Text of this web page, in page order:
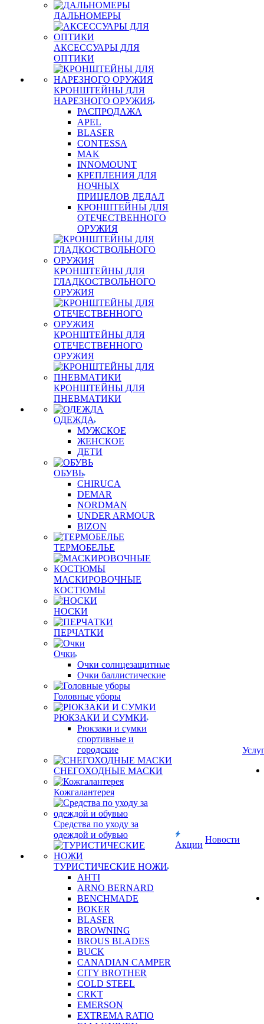
ДАЛЬНОМЕРЫ
АКСЕССУАРЫ ДЛЯ
ОПТИКИ
КРОНШТЕЙНЫ ДЛЯ
НАРЕЗНОГО ОРУЖИЯ
РАСПРОДАЖА
APEL
BLASER
CONTESSA
MAK
INNOMOUNT
КРЕПЛЕНИЯ ДЛЯ
НОЧНЫХ
ПРИЦЕЛОВ ДЕДАЛ
КРОНШТЕЙНЫ ДЛЯ
ОТЕЧЕСТВЕННОГО
ОРУЖИЯ
КРОНШТЕЙНЫ ДЛЯ
ГЛАДКОСТВОЛЬНОГО
ОРУЖИЯ
КРОНШТЕЙНЫ ДЛЯ
ОТЕЧЕСТВЕННОГО
ОРУЖИЯ
КРОНШТЕЙНЫ ДЛЯ
ПНЕВМАТИКИ
ОДЕЖДА
МУЖСКОЕ
ЖЕНСКОЕ
ДЕТИ
ОБУВЬ
CHIRUCA
DEMAR
NORDMAN
UNDER ARMOUR
BIZON
ТЕРМОБЕЛЬЕ
МАСКИРОВОЧНЫЕ
КОСТЮМЫ
НОСКИ
ПЕРЧАТКИ
Очки
Очки солнцезащитные
Очки баллистические
Головные уборы
РЮКЗАКИ И СУМКИ
Рюкзаки и сумки
спортивные и
городские
СНЕГОХОДНЫЕ МАСКИ
Кожгалантерея
Средства по уходу за
одеждой и обувью
ТУРИСТИЧЕСКИЕ НОЖИ
AHTI
ARNO BERNARD
BENCHMADE
BOKER
BLASER
BROWNING
BROUS BLADES
BUCK
CANADIAN CAMPER
CITY BROTHER
COLD STEEL
CRKT
EMERSON
EXTREMA RATIO
Акции
Новости